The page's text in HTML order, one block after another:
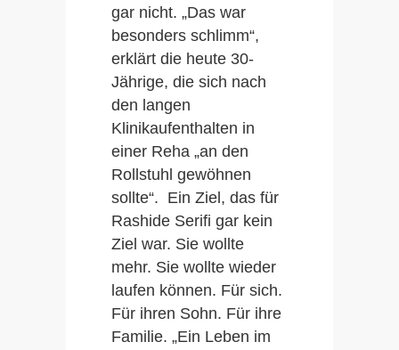
gar nicht. „Das war
besonders schlimm“,
erklärt die heute 30-
Jährige, die sich nach
den langen
Klinikaufenthalten in
einer Reha „an den
Rollstuhl gewöhnen
sollte“. Ein Ziel, das für
Rashide Serifi gar kein
Ziel war. Sie wollte
mehr. Sie wollte wieder
laufen können. Für sich.
Für ihren Sohn. Für ihre
Familie. „Ein Leben im